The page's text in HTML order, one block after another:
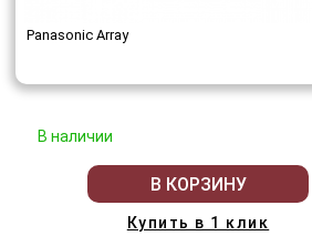
Panasonic Array
В наличии
В КОРЗИНУ
Купить в 1 клик